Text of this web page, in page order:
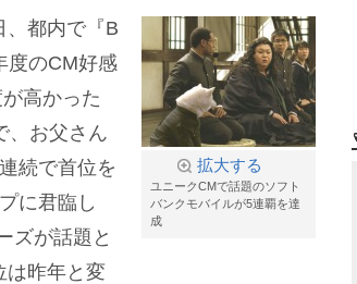
拡大する
ユニークCMで話題のソフト
バンクモバイルが5連覇を達
成
、都内で『B
度のCM好感
高かった
、お父さん
続で首位を
に君臨し
ズが話題と
は昨年と変